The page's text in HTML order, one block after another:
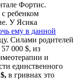
Фортис.
ребенком
У Ясика
ему в данной
Силами родителей
000 $, из
и
единственного
в гривнах это